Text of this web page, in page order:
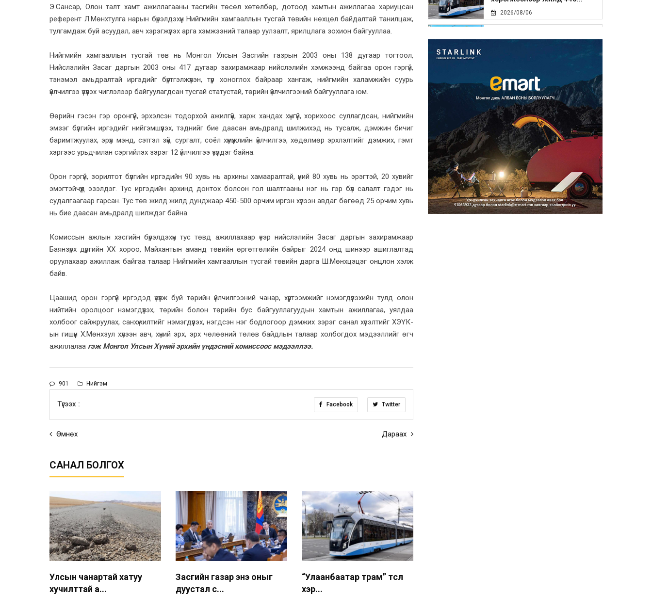
Э.Сансар, Олон талт хамт ажиллагааны тасгийн төсөл хөтөлбөр, дотоод хамтын ажиллагаа хариуцсан
референт Л.Мөнхтулга нарын бүрэлдэхүүн Нийгмийн хамгааллын тусгай төвийн нөхцөл байдалтай танилцаж,
тулгамдаж буй асуудал, авч хэрэгжүүлэх арга хэмжээний талаар уулзалт, ярилцлага зохион байгууллаа.
Нийгмийн хамгааллын тусгай төв нь Монгол Улсын Засгийн газрын 2003 оны 138 дугаар тогтоол,
Нийслэлийн Засаг даргын 2003 оны 417 дугаар захирамжаар нийслэлийн хэмжээнд байгаа орон гэргүй,
тэнэмэл амьдралтай иргэдийг бүртгэлжүүлэн, түр хоноглох байраар хангаж, нийгмийн халамжийн суурь
үйлчилгээ үзүүлэх чиглэлээр байгуулагдсан тусгай статустай, төрийн үйлчилгээний байгууллага юм.
Өөрийн гэсэн гэр оронгүй, эрхэлсэн тодорхой ажилгүй, харж хандах хүнгүй, хорихоос суллагдсан, нийгмийн
эмзэг бүлгийн иргэдийг нийгэмшүүлэх, тэднийг бие даасан амьдралд шилжихэд нь тусалж, дэмжин бичиг
баримтжуулах, эрүүл мэнд, сэтгэл зүй, сургалт, соёл хүмүүжлийн үйлчилгээ, хөдөлмөр эрхлэлтийг дэмжих, гэмт
хэргээс урьдчилан сэргийлэх зэрэг 12 үйлчилгээ үзүүлдэг байна.
Орон гэргүй, зорилтот бүлгийн иргэдийн 90 хувь нь архины хамааралтай, үүний 80 хувь нь эрэгтэй, 20 хувийг
эмэгтэйчүүд эзэлдэг. Тус иргэдийн архинд донтох болсон гол шалтгааны нэг нь гэр бүл салалт гэдэг нь
судалгаагаар гарсан. Тус төв жилд жилд дунджаар 450-500 орчим иргэн хүлээн авдаг бөгөөд 25 орчим хувь
нь бие даасан амьдралд шилждэг байна.
Комиссын ажлын хэсгийн бүрэлдэхүүн тус төвд ажиллахаар үеэр нийслэлийн Засаг даргын захирамжаар
Баянзүрх дүүргийн XX хороо, Майхантын аманд төвийн өргөтгөлийн байрыг 2024 онд шинээр ашиглалтад
оруулахаар ажиллаж байгаа талаар Нийгмийн хамгааллын тусгай төвийн дарга Ш.Мөнхцэцэг онцлон хэлж
байв.
Цаашид орон гэргүй иргэдэд үзүүлж буй төрийн үйлчилгээний чанар, хүртээмжийг нэмэгдүүлэхийн тулд олон
нийтийн оролцоог нэмэгдүүлэх, төрийн болон төрийн бус байгууллагуудын хамтын ажиллагаа, уялдаа
холбоог сайжруулах, санхүүжилтийг нэмэгдүүлэх, нэгдсэн нэг бодлогоор дэмжих зэрэг санал хүсэлтийг ХЭҮК-
ын гишүүн Х.Мөнхзул хүлээн авч, хүний эрх, эрх чөлөөний төлөв байдлын талаар холбогдох мэдээллийг өгч
ажиллалаа гэж Монгол Улсын Хүний эрхийн үндэсний комиссоос мэдээллээ.
901 Нийгэм
Түгээх : Facebook Twitter
Өмнөх Дараах
САНАЛ БОЛГОХ
Улсын чанартай хатуу
хучилттай а...
Засгийн газар энэ оныг
дуустал с...
“Улаанбаатар трам” төсөл
хэр...
2026/08/06
2026/08/06
Улаанбаатарт өдөртөө 29 хэм
дулаан
2026/08/06
Прокурорын байгууллага
өнгөрсөн долоо хоногт 29,44...
2026/08/05
Тэгш, сондгойгоор замын
хөдөлгөөнд оролцох зохицуу...
2026/08/05